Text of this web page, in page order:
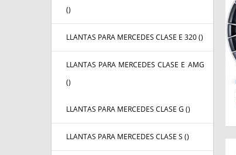
()
LLANTAS PARA MERCEDES CLASE E 320 ()
LLANTAS PARA MERCEDES CLASE E AMG
()
LLANTAS PARA MERCEDES CLASE G ()
LLANTAS PARA MERCEDES CLASE S ()